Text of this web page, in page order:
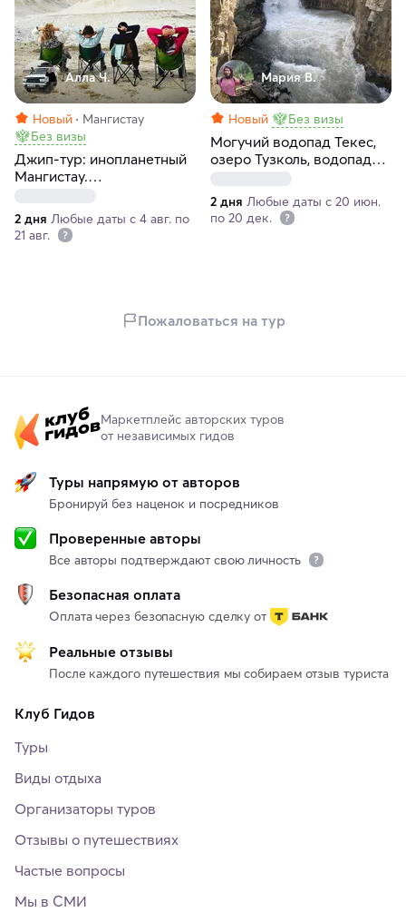
Алла Ч.
Новый
Мангистау
Без визы
Джип-тур: инопланетный
Мангистау.
2 дня Любые даты с 4 авг. по
21 авг.
Мария В.
Новый Без визы
Могучий водопад Текес,
озеро Тузколь, водопад
каньон
2 дня Любые даты с 20 июн.
по 20 дек.
Пожаловаться на тур
Маркетплейс авторских туров
от независимых гидов
Туры напрямую от авторов
Бронируй без наценок и посредников
Проверенные авторы
Все авторы подтверждают свою личность
Безопасная оплата
Оплата через безопасную сделку от
Реальные отзывы
После каждого путешествия мы собираем отзыв туриста
Клуб Гидов
Туры
Виды отдыха
Организаторы туров
Отзывы о путешествиях
Частые вопросы
Мы в СМИ